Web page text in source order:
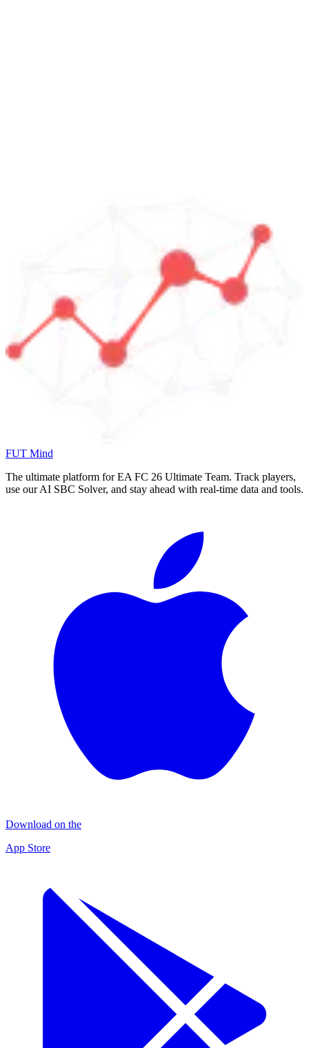
FUT Mind
The ultimate platform for EA FC 26 Ultimate Team. Track players,
use our AI SBC Solver, and stay ahead with real-time data and tools.
Download on the
App Store